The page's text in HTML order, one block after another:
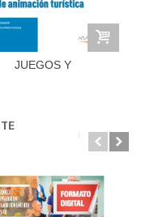
JUEGOS Y